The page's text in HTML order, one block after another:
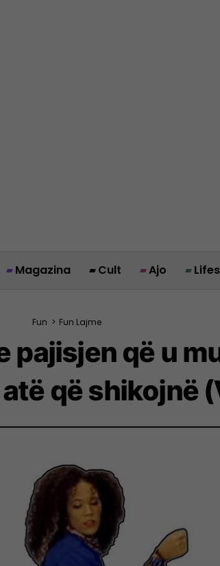
Magazina Cult Ajo
Fun > Fun Lajme
pajisjen që u
që shikojnë